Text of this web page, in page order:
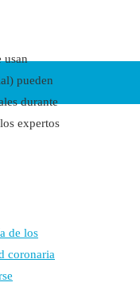
usan
pueden
durante
expertos
de los
coronaria